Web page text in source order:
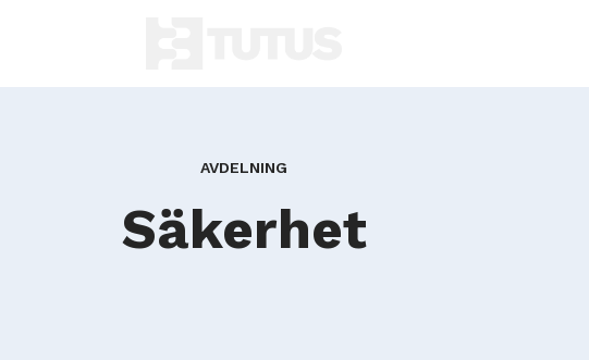
AVDELNING
Säkerhet